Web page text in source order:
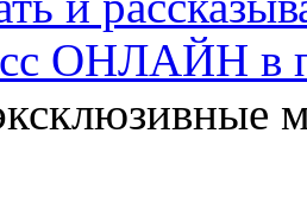
ОНЛАЙН в